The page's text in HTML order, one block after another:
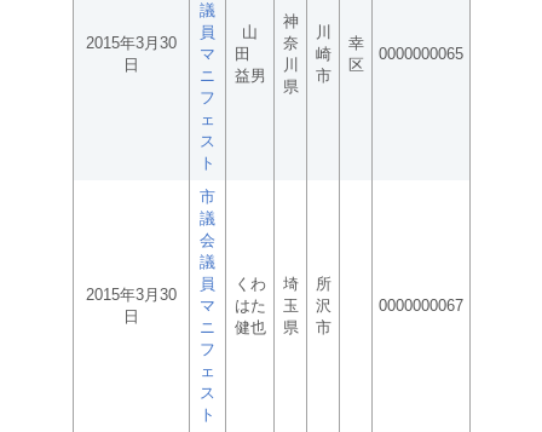
2015年3月30
日
議
員
マ
ニ
フ
ェ
ス
ト
山
田
益男
神
奈
川
県
川
崎
市
幸
区
0000000065
2015年3月30
日
市
議
会
議
員
マ
ニ
フ
ェ
ス
ト
くわ
はた
健也
埼
玉
県
所
沢
市
0000000067